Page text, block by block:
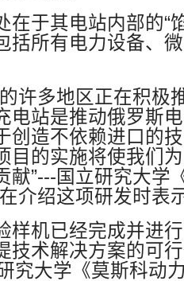
在于其电站内部的“
括所有电力设备、
许多地区正在积极
电站是推动俄罗斯
创造不依赖进口的
目的实施将使我们
献”---国立研究大学
介绍这项研发时表
样机已经完成并进
技术解决方案的可
究大学《莫斯科动